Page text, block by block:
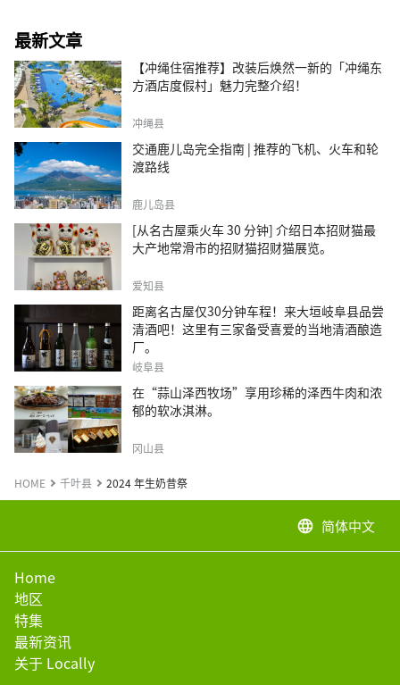
最新文章
【冲绳住宿推荐】改装后焕然一新的「冲绳东
方酒店度假村」魅力完整介绍！
冲绳县
交通鹿儿岛完全指南 | 推荐的飞机、火车和轮
渡路线
鹿儿岛县
[从名古屋乘火车 30 分钟] 介绍日本招财猫最
大产地常滑市的招财猫招财猫展览。
爱知县
距离名古屋仅30分钟车程！来大垣岐阜县品尝
清酒吧！这里有三家备受喜爱的当地清酒酿造
厂。
岐阜县
在“蒜山泽西牧场”享用珍稀的泽西牛肉和浓
郁的软冰淇淋。
冈山县
HOME 千叶县 2024 年生奶昔祭
language 简体中文
Home
地区
特集
最新资讯
关于 Locally